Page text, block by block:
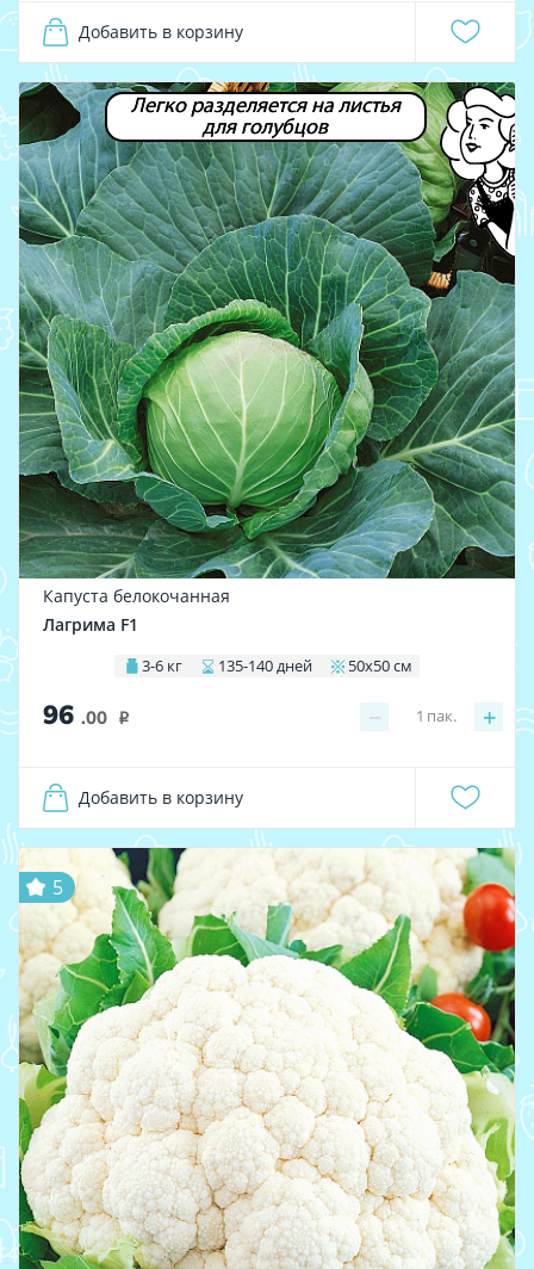
Добавить в корзину
Легко разделяется на листья
для голубцов
Капуста белокочанная
Лагрима F1
3-6 кг 135-140 дней 50х50 см
96 .00 i − +
1 пак.
Добавить в корзину
5